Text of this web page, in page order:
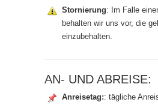
Stornierung: Im Falle
behalten wir uns vor, die
einzubehalten.
AN- UND ABREISE:
Anreisetag:: tägliche